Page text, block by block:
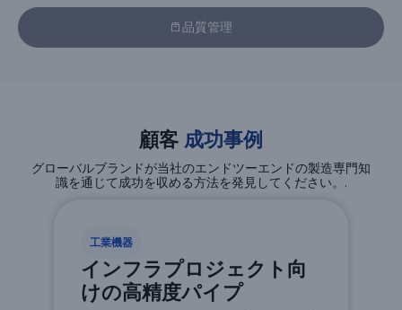
品質管理
顧客 成功事例
グローバルブランドが当社のエンドツーエンドの製造専門知
識を通じて成功を収める方法を発見してください。.
工業機器
インフラプロジェクト向
けの高精度パイプ